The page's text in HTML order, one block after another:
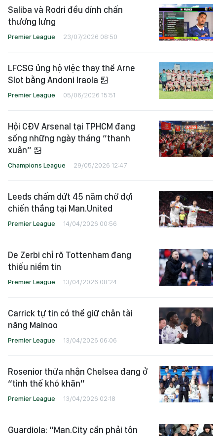
Saliba và Rodri đều dính chấn
thương lưng
Premier League 23/07/2026 08:50
LFCSG ủng hộ việc thay thế Arne
Slot bằng Andoni Iraola
Premier League 05/06/2026 15:51
Hội CĐV Arsenal tại TPHCM đang
sống những ngày tháng “thanh
xuân”
Champions League 29/05/2026 12:47
Leeds chấm dứt 45 năm chờ đợi
chiến thắng tại Man.United
Premier League 14/04/2026 00:56
De Zerbi chỉ rõ Tottenham đang
thiếu niềm tin
Premier League 13/04/2026 08:24
Carrick tự tin có thể giữ chân tài
năng Mainoo
Premier League 13/04/2026 06:06
Rosenior thừa nhận Chelsea đang ở
“tình thế khó khăn”
Premier League 13/04/2026 02:18
Guardiola: “Man.City cần phải tôn